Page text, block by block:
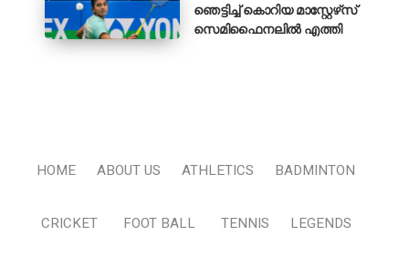
ഞെട്ടിച്ച് കൊറിയ മാസ്റ്റേഴ്‌സ്
സെമിഫൈനലിൽ എത്തി
HOME ABOUT US ATHLETICS BADMINTON
CRICKET FOOT BALL TENNIS LEGENDS